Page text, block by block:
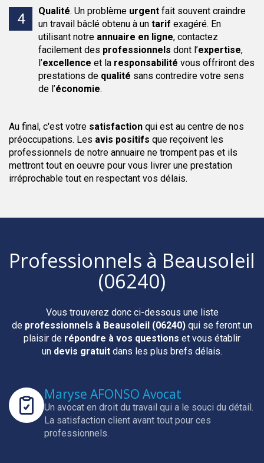
Qualité. Un problème urgent fait souvent craindre
un travail bâclé obtenu à un tarif exagéré. En
utilisant notre annuaire en ligne, contactez
facilement des professionnels dont l’expertise,
l’excellence et la responsabilité vous offriront des
prestations de qualité sans contredire votre sens
de l’économie.
Au final, c'est votre satisfaction qui est au centre de nos
préoccupations. Les avis positifs que reçoivent les
professionnels de notre annuaire ne trompent pas et ils
mettront tout en oeuvre pour vous livrer une prestation
irréprochable tout en respectant vos délais.
Professionnels à Beausoleil
(06240)
Vous trouverez donc ci-dessous une liste
de professionnels à Beausoleil (06240) qui se feront un
plaisir de répondre à vos questions et vous établir
un devis gratuit dans les plus brefs délais.
Maryse AFONSO Avocat
Un avocat en droit du travail qui a le souci du détail.
La satisfaction client avant tout pour ces
professionnels.